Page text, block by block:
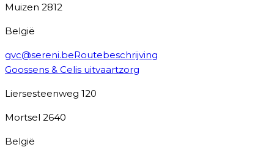
Muizen 2812
België
gvc@sereni.beRoutebeschrijving
Goossens & Celis uitvaartzorg
Liersesteenweg 120
Mortsel 2640
België